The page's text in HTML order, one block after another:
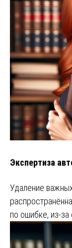
Экспертиза
Удаление
по ошибке, из-за